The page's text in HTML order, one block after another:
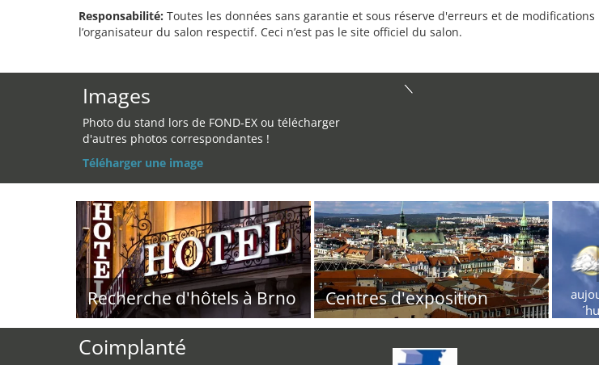
Responsabilité: Toutes les données sans garantie et sous réserve d'erreurs et de
l’organisateur du salon respectif. Ceci n’est pas le site officiel du salon.
Images
Photo du stand lors de FOND-EX ou télécharger
d'autres photos correspondantes !
Téléharger une image
Recherche d'hôtels à Brno Centres d'exposition
Coimplanté